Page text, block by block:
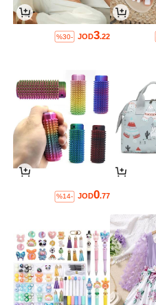
JOD3.22
%30-
JOD0.77
%14-